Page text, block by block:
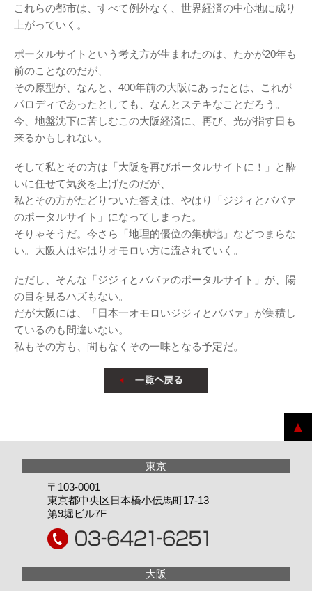
これらの都市は、すべて例外なく、世界経済の中心地に成り
上がっていく。
ポータルサイトという考え方が生まれたのは、たかが20年も
前のことなのだが、
その原型が、なんと、400年前の大阪にあったとは、これが
パロディであったとしても、なんとステキなことだろう。
今、地盤沈下に苦しむこの大阪経済に、再び、光が指す日も
来るかもしれない。
そして私とその方は「大阪を再びポータルサイトに！」と酔
いに任せて気炎を上げたのだが、
私とその方がたどりついた答えは、やはり「ジジィとババァ
のポータルサイト」になってしまった。
そりゃそうだ。今さら「地理的優位の集積地」などつまらな
い。大阪人はやはりオモロい方に流されていく。
ただし、そんな「ジジィとババァのポータルサイト」が、陽
の目を見るハズもない。
だが大阪には、「日本一オモロいジジィとババァ」が集積し
ているのも間違いない。
私もその方も、間もなくその一味となる予定だ。
〒103-0001
東京都中央区日本橋小伝馬町17-13
第9堀ビル7F